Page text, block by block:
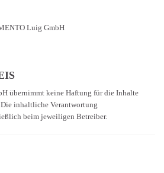
Luig GmbH
übernimmt keine Haftung für die Inhalte
inhaltliche Verantwortung
beim jeweiligen Betreiber.